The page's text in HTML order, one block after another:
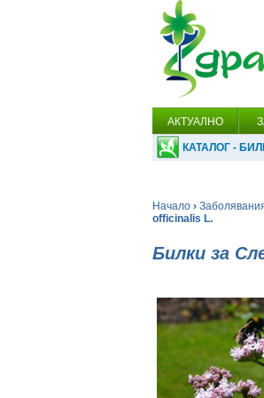
АКТУАЛНО
КАТАЛОГ -
Начало ›
officinalis L.
Билки за